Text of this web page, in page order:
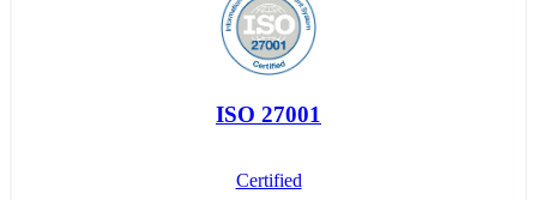
ISO 27001
Certified